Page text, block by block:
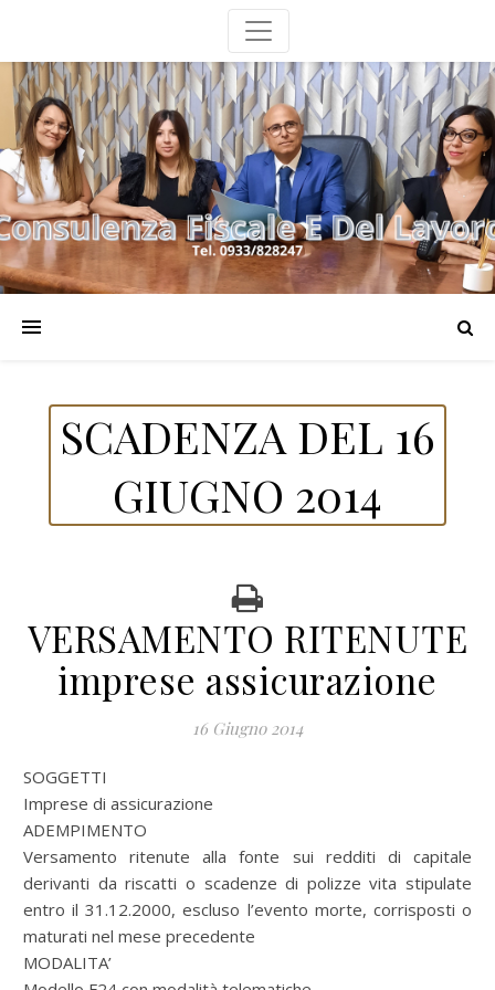
SCADENZA DEL 16
GIUGNO 2014
VERSAMENTO RITENUTE
imprese assicurazione
16 Giugno 2014
SOGGETTI
Imprese di assicurazione
ADEMPIMENTO
Versamento ritenute alla fonte sui redditi di capitale
derivanti da riscatti o scadenze di polizze vita stipulate
entro il 31.12.2000, escluso l’evento morte, corrisposti o
maturati nel mese precedente
MODALITA’